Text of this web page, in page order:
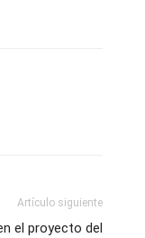
Artículo siguiente
el proyecto del